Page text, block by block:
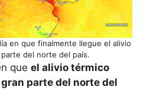
en que finalmente llegue el alivio
del norte del país.
que el alivio térmico
parte del norte del